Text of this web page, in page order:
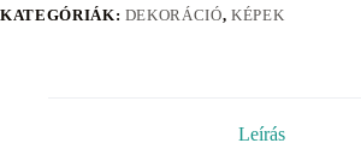
KATEGÓRIÁK: DEKORÁCIÓ, KÉPEK
Leírás